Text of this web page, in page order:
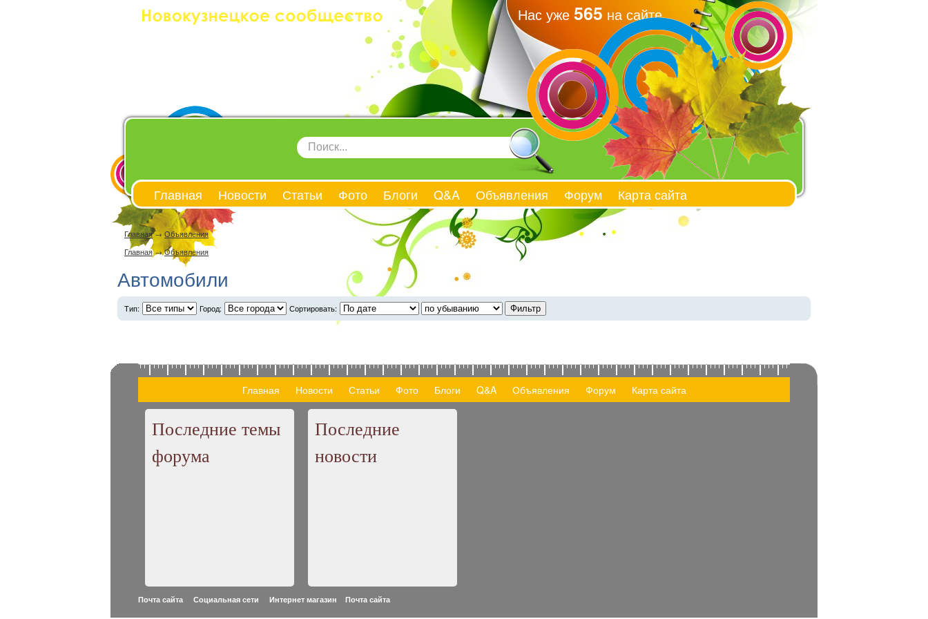
Нас уже 565 на сайте
Главная Новости Статьи Фото Блоги Q&A Объявления Форум Карта сайта
Главная→ Объявления
Главная→Объявления
Автомобили
Тип: Город: Сортировать:
Главная Новости Статьи Фото Блоги Q&A Объявления Форум Карта сайта
Последние темы
форума
Последние
новости
Почта сайта Социальная сети Интернет магазин Почта сайта